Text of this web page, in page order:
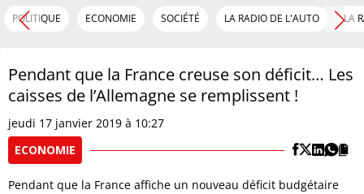
POLITIQUE ECONOMIE SOCIÉTÉ LA RADIO DE L'AUTO LA
Pendant que la France creuse son déficit… Les
caisses de l’Allemagne se remplissent !
jeudi 17 janvier 2019 à 10:27
ECONOMIE
Pendant que la France affiche un nouveau déficit budgétaire